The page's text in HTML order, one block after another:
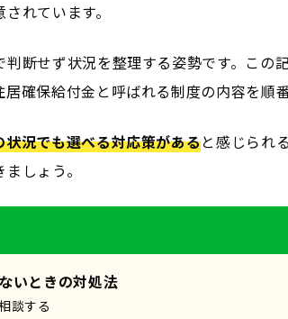
れています。
断せず状況を整理する姿勢です。この
確保給付金と呼ばれる制度の内容を順番
状況でも選べる対応策があると感じられ
しょう。
いときの対処法
談する